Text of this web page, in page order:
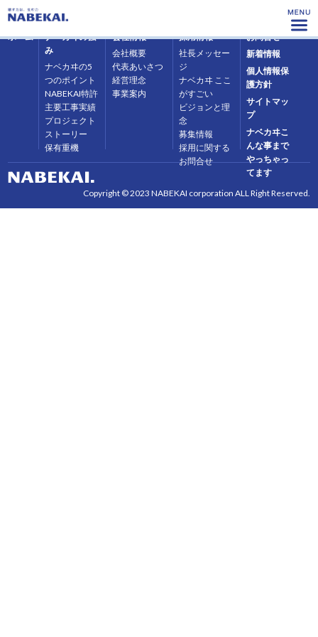
ホーム
ナベカヰの強
み
ナベカヰの5
つのポイント
NABEKAI特許
主要工事実績
プロジェクト
ストーリー
保有重機
会社情報
会社概要
代表あいさつ
経営理念
事業案内
採用情報
社長メッセー
ジ
ナベカヰ ここ
がすごい
ビジョンと理
念
募集情報
採用に関する
お問合せ
お問合せ
新着情報
個人情報保
護方針
サイトマッ
プ
ナベカヰこ
んな事まで
やっちゃっ
てます
Copyright © 2023 NABEKAI corporation ALL Right Reserved.